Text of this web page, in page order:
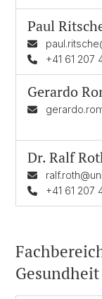
Paul
+41 61 207
Gerardo
Dr.Ralf
+41 61 207
Gesundheit